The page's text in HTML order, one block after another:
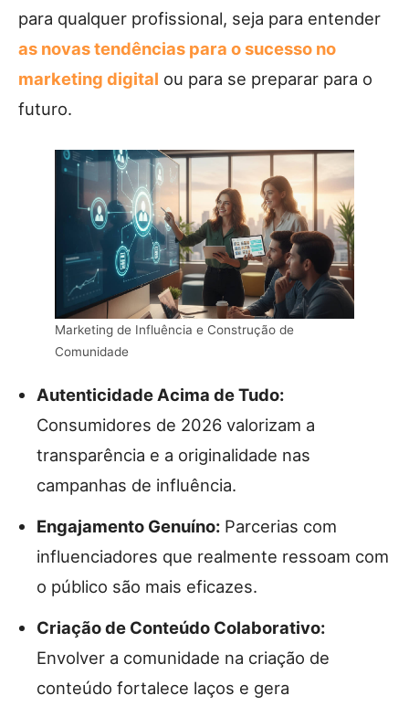
para qualquer profissional, seja para entender
as novas tendências para o sucesso no
marketing digital ou para se preparar para o
futuro.
Marketing de Influência e Construção de
Comunidade
Autenticidade Acima de Tudo:
Consumidores de 2026 valorizam a
transparência e a originalidade nas
campanhas de influência.
Engajamento Genuíno: Parcerias com
influenciadores que realmente ressoam com
o público são mais eficazes.
Criação de Conteúdo Colaborativo:
Envolver a comunidade na criação de
conteúdo fortalece laços e gera